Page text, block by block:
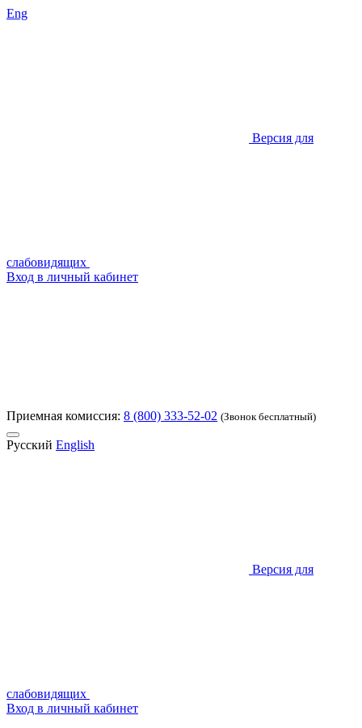
Eng
Версия для
слабовидящих
Вход в личный кабинет
Приемная комиссия: 8 (800) 333-52-02 (Звонок бесплатный)
Русский English
Версия для
слабовидящих
Вход в личный кабинет